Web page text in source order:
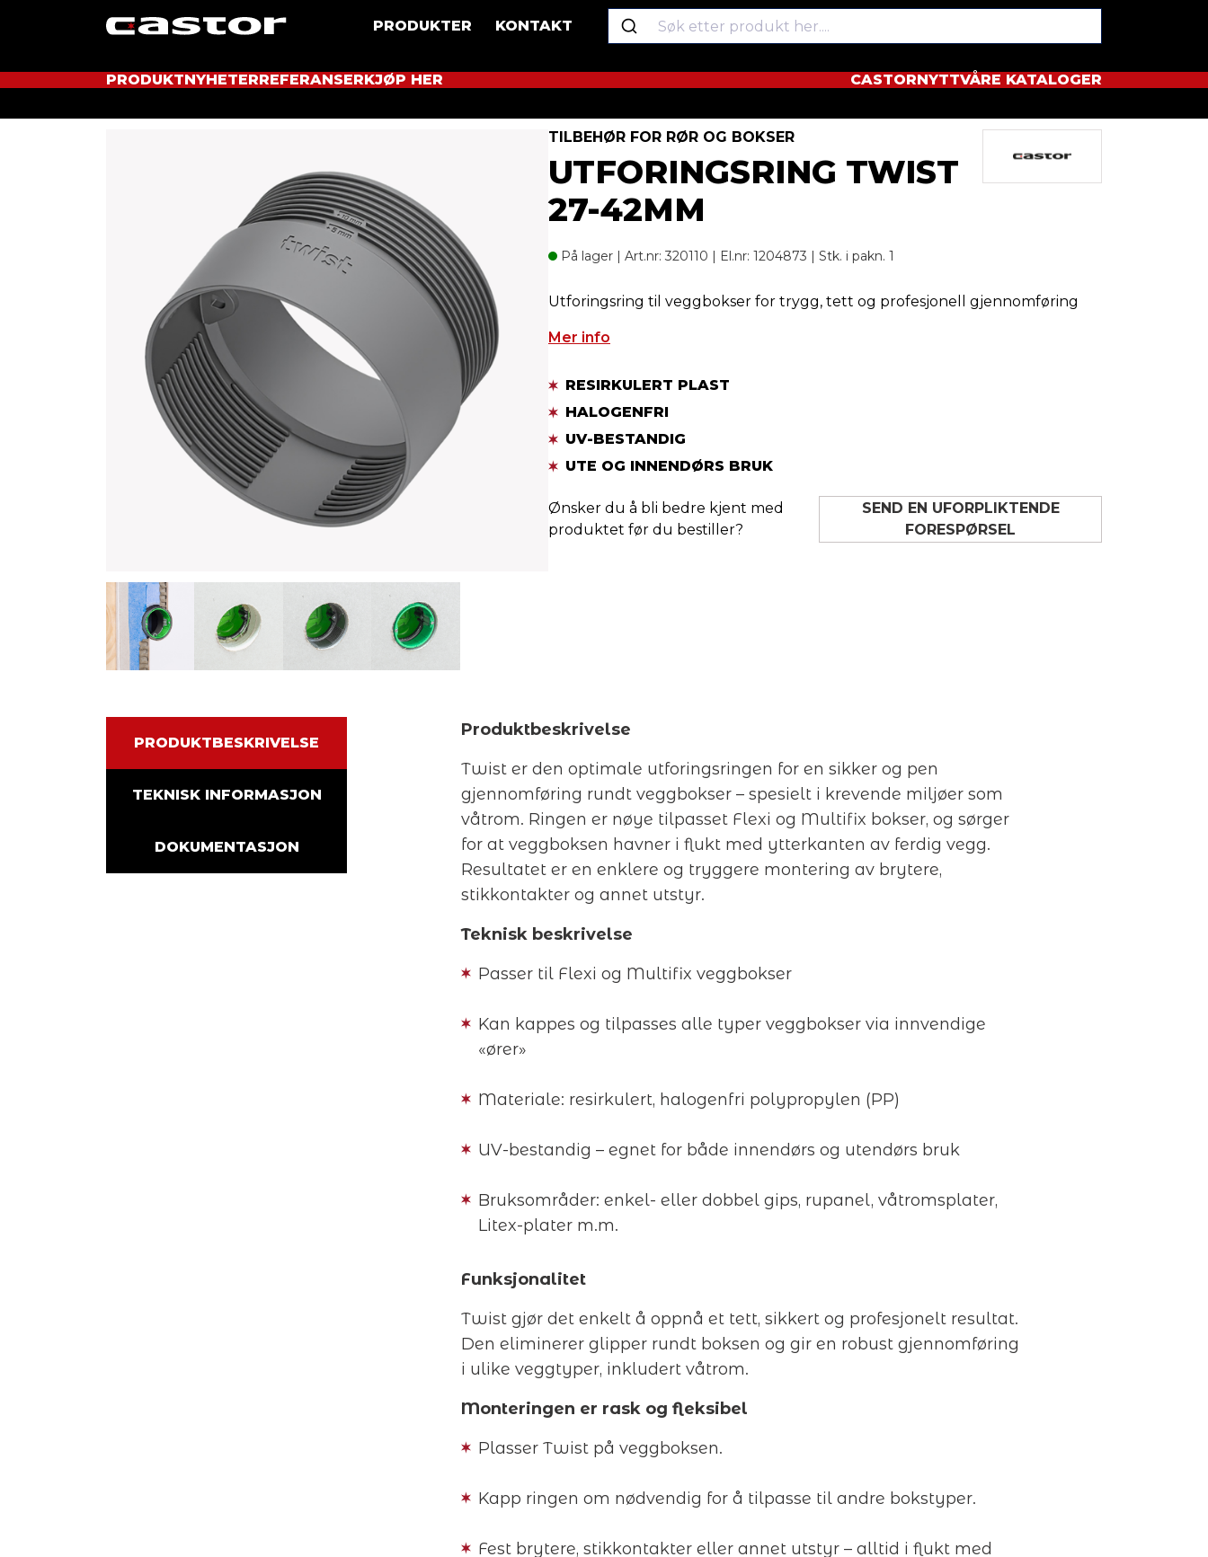
PRODUKTER KONTAKT
PRODUKTNYHETERREFERANSERKJØP HER CASTORNYTTVÅRE KATALOGER
TILBEHØR FOR RØR OG BOKSER
UTFORINGSRING TWIST
27-42MM
På lager | Art.nr: 320110 | El.nr: 1204873 | Stk. i pakn. 1
Utforingsring til veggbokser for trygg, tett og profesjonell gjennomføring
Mer info
RESIRKULERT PLAST
HALOGENFRI
UV-BESTANDIG
UTE OG INNENDØRS BRUK
Ønsker du å bli bedre kjent med
produktet før du bestiller?
SEND EN UFORPLIKTENDE
FORESPØRSEL
PRODUKTBESKRIVELSE
TEKNISK INFORMASJON
DOKUMENTASJON
Produktbeskrivelse
Twist er den optimale utforingsringen for en sikker og pen
gjennomføring rundt veggbokser – spesielt i krevende miljøer som
våtrom. Ringen er nøye tilpasset Flexi og Multifix bokser, og sørger
for at veggboksen havner i flukt med ytterkanten av ferdig vegg.
Resultatet er en enklere og tryggere montering av brytere,
stikkontakter og annet utstyr.
Teknisk beskrivelse
Passer til Flexi og Multifix veggbokser
Kan kappes og tilpasses alle typer veggbokser via innvendige
«ører»
Materiale: resirkulert, halogenfri polypropylen (PP)
UV-bestandig – egnet for både innendørs og utendørs bruk
Bruksområder: enkel- eller dobbel gips, rupanel, våtromsplater,
Litex-plater m.m.
Funksjonalitet
Twist gjør det enkelt å oppnå et tett, sikkert og profesjonelt resultat.
Den eliminerer glipper rundt boksen og gir en robust gjennomføring
i ulike veggtyper, inkludert våtrom.
Monteringen er rask og fleksibel
Plasser Twist på veggboksen.
Kapp ringen om nødvendig for å tilpasse til andre bokstyper.
Fest brytere, stikkontakter eller annet utstyr – alltid i flukt med